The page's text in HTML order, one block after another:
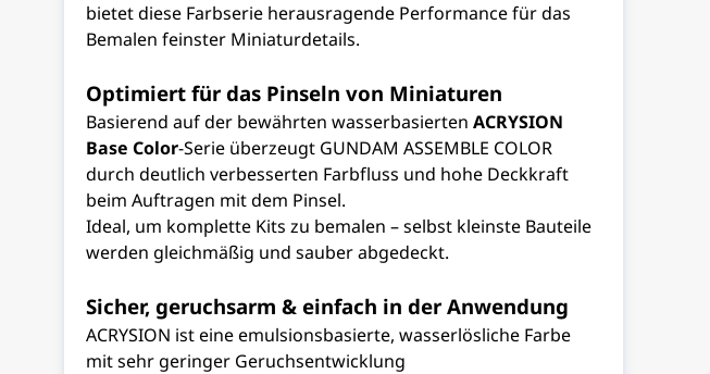
bietet diese Farbserie herausragende Performance für das
Bemalen feinster Miniaturdetails.
Optimiert für das Pinseln von Miniaturen
Basierend auf der bewährten wasserbasierten ACRYSION
Base Color-Serie überzeugt GUNDAM ASSEMBLE COLOR
durch deutlich verbesserten Farbfluss und hohe Deckkraft
beim Auftragen mit dem Pinsel.
Ideal, um komplette Kits zu bemalen – selbst kleinste Bauteile
werden gleichmäßig und sauber abgedeckt.
Sicher, geruchsarm & einfach in der Anwendung
ACRYSION ist eine emulsionsbasierte, wasserlösliche Farbe
mit sehr geringer Geruchsentwicklung